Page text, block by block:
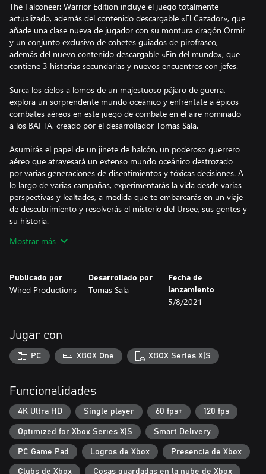
The Falconeer: Warrior Edition incluye el juego totalmente
actualizado, además del contenido descargable «El Cazador», que
añade una clase nueva de jugador con su montura dragón Ormir
y un conjunto exclusivo de cohetes guiados de pirofrasco,
además del nuevo contenido descargable «Fin del mundo», que
contiene 3 historias secundarias y nuevos encuentros con jefes.
Surca los cielos a lomos de un majestuoso pájaro de guerra,
explora un sorprendente mundo oceánico y enfréntate a épicos
combates aéreos en este juego de combate en el aire nominado
a los BAFTA, creado por el desarrollador Tomas Sala.
Asumirás el papel de un jinete de halcón, un poderoso guerrero
aéreo que atravesará un extenso mundo oceánico destrozado
por varias generaciones de disentimientos y tóxicas decisiones. A
lo largo de varias campañas, experimentarás la vida desde varias
perspectivas y lealtades, a medida que te embarcarás en un viaje
de descubrimiento y resolverás el misterio del Ursee, sus gentes y
su historia.
Supera peligrosas misiones e historias secundarias portando tu
elévate hasta las nubes para luchar con ciudades cangrejo
gigantes o entablar combates aéreos contra la misteriosa Orden
de Mancer, que controla y regula la tecnología.
ALZA EL VUELO
Disfruta de una experiencia escapista de vuelo libre sobre un
pájaro de guerra gigante en un asombroso mundo abierto.
Descubre un extenso mundo oceánico repleto de mitos perdidos
BATALLAS AÉREAS FRENÉTICAS
Álzate a las nubes y entabla espectaculares combates aéreos.
FACCIONES RIVALES
Alístate y ayuda a tu facción. Haz frente a misiones que podrían
Mostrar más
Publicado por
Wired Productions
Desarrollado por
Tomas Sala
Fecha de
lanzamiento
5/8/2021
Jugar con
PC XBOX One XBOX Series X|S
Funcionalidades
4K Ultra HD Single player 60 fps+ 120 fps
Optimized for Xbox Series X|S Smart Delivery
PC Game Pad Logros de Xbox Presencia de Xbox
Clubs de Xbox Cosas guardadas en la nube de Xbox